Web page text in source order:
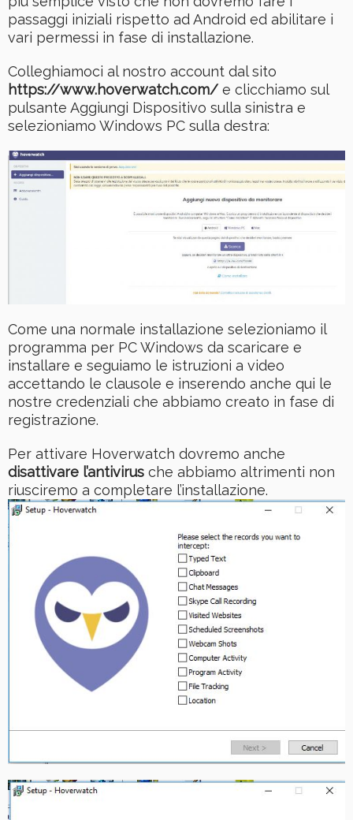
passaggi iniziali rispetto ad Android ed abilitare i
vari permessi in fase di installazione.
Colleghiamoci al nostro account dal sito
https://www.hoverwatch.com/e clicchiamo sul
pulsante Aggiungi Dispositivo sulla sinistra e
selezioniamo Windows PC sulla destra:
Come una normale installazione selezioniamo il
programma per PC Windows da scaricare e
installare e seguiamo le istruzioni a video
accettando le clausole e inserendo anche qui le
nostre credenziali che abbiamo creato in fase di
registrazione.
Per attivare Hoverwatch dovremo anche
disattivare l’antivirus che abbiamo altrimenti non
riusciremo a completare l’installazione.